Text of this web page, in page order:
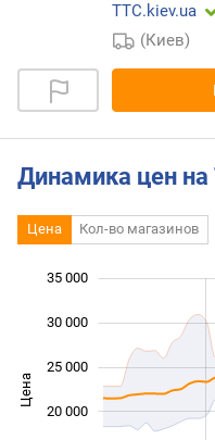
TTC.kiev.ua
(Киев)
Динамика цен на
Цена Кол-во магазинов
Цена
20 000
25 000
30 000
35 000